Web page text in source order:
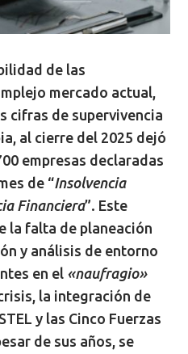
de las
mercado actual,
cifras de supervivencia
al cierre del 2025 dejó
empresas declaradas
de “Insolvencia
Financiera”. Este
la falta de planeación
y análisis de entorno
en el «naufragio»
la integración de
y las Cinco Fuerzas
de sus años, se